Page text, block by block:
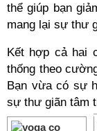
thể giúp bạn
mang lại sự thư
Kết hợp cả hai
thống theo
Bạn vừa có sự
sự thư giãn tâm